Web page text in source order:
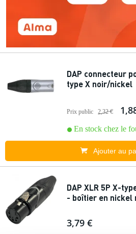
DAP connecteur
type X noir/nickel
Prix public 2,32 €
En stock chez le
Ajouter au
DAP XLR 5P X-
- boîtier en nickel
3,79 €